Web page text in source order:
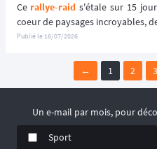
Ce rallye-raid s'étale sur 15
coeur de paysages incroyables,
📆 Prochaines dates : du 6 au 20
Publié le 16/07/2026
← 1 2 3
Un e-mail par mois, pour
Sport